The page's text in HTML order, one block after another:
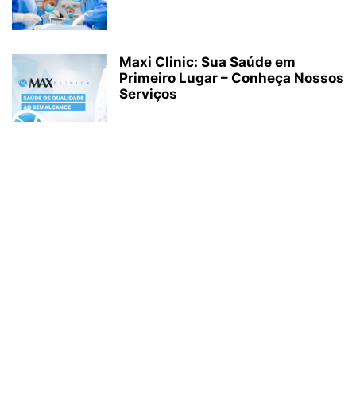
Maxi Clinic: Sua Saúde em
Primeiro Lugar – Conheça Nossos
Serviços